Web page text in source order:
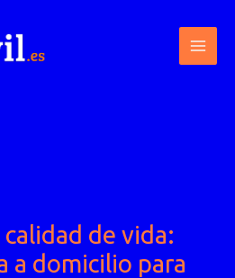
de vida:
a domicilio para